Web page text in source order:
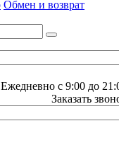
Обмен и возврат
Ежедневно с 9:00 до
Заказать